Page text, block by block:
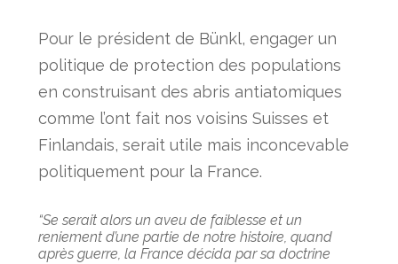
Pour le président de Bünkl, engager un
politique de protection des populations
en construisant des abris antiatomiques
comme l’ont fait nos voisins Suisses et
Finlandais, serait utile mais inconcevable
politiquement pour la France.
“Se serait alors un aveu de faiblesse et un
reniement d’une partie de notre histoire, quand
après guerre, la France décida par sa doctrine